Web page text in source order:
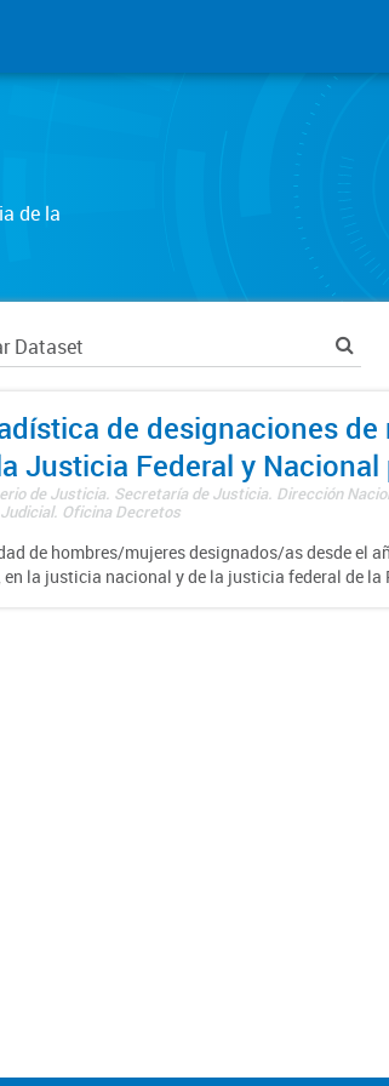
de la
de designaciones
Justicia Federal y Nacional
de Justicia. Secretaría de Justicia. Dirección
Oficina Decretos
de hombres/mujeres designados/as desde el
en la justicia nacional y de la justicia federal de la